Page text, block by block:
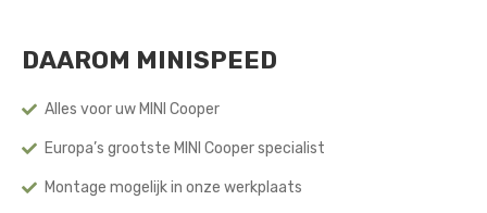
aantal
DAAROM MINISPEED
Alles voor uw MINI Cooper
Europa’s grootste MINI Cooper specialist
Montage mogelijk in onze werkplaats